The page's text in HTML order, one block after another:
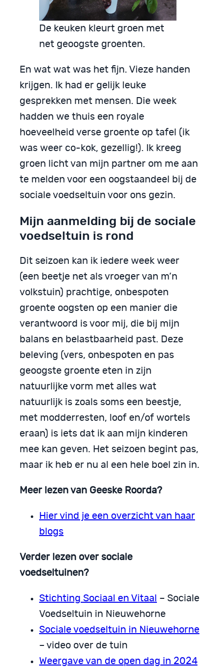
De keuken kleurt groen met
net geoogste groenten.
En wat wat was het fijn. Vieze handen
krijgen. Ik had er gelijk leuke
gesprekken met mensen. Die week
hadden we thuis een royale
hoeveelheid verse groente op tafel (ik
was weer co-kok, gezellig!). Ik kreeg
groen licht van mijn partner om me aan
te melden voor een oogstaandeel bij de
sociale voedseltuin voor ons gezin.
Mijn aanmelding bij de sociale
voedseltuin is rond
Dit seizoen kan ik iedere week weer
(een beetje net als vroeger van m’n
volkstuin) prachtige, onbespoten
groente oogsten op een manier die
verantwoord is voor mij, die bij mijn
balans en belastbaarheid past. Deze
beleving (vers, onbespoten en pas
geoogste groente eten in zijn
natuurlijke vorm met alles wat
natuurlijk is zoals soms een beestje,
met modderresten, loof en/of wortels
eraan) is iets dat ik aan mijn kinderen
mee kan geven. Het seizoen begint pas,
maar ik heb er nu al een hele boel zin in.
Meer lezen van Geeske Roorda?
Hier vind je een overzicht van haar
blogs
Verder lezen over sociale
voedseltuinen?
Stichting Sociaal en Vitaal – Sociale
Voedseltuin in Nieuwehorne
Sociale voedseltuin in Nieuwehorne
– video over de tuin
Weergave van de open dag in 2024